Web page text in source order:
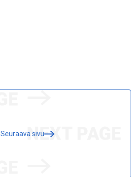
Seuraava sivu